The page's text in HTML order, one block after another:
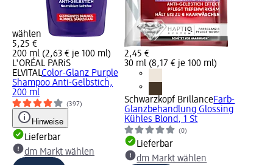
wählen
5,25 €
200 ml (2,63 € je 100 ml)
L'ORÉAL PARiS
ELVITALColor-Glanz Purple
Shampoo Anti-Gelbstich,
200 ml
(397)
Hinweise
Lieferbar
dm Markt wählen
2,45 €
30 ml (8,17 € je 100 ml)
Schwarzkopf BrillanceFarb-
Glanzbehandlung Glossing
Kühles Blond, 1 St
(0)
Lieferbar
dm Markt wählen